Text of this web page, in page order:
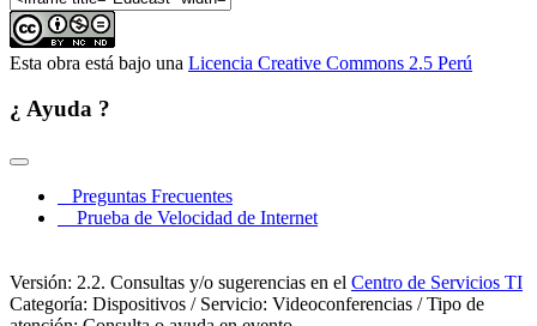
Esta obra está bajo una Licencia Creative Commons 2.5 Perú
¿ Ayuda ?
Preguntas Frecuentes
Prueba de Velocidad de Internet
Versión: 2.2. Consultas y/o sugerencias en el Centro de Servicios TI
Categoría: Dispositivos / Servicio: Videoconferencias / Tipo de